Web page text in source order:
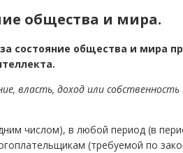
общества и мира.
состояние общества и мира
власть, доход или
числом), в любой период (в
(требуемой по